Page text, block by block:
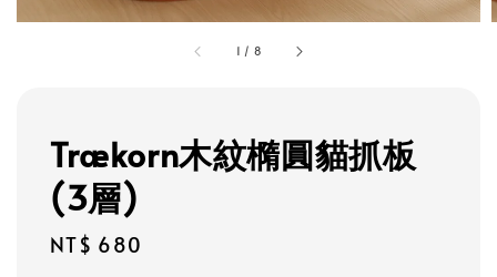
1 / 8
Trækorn木紋橢圓貓抓板
(3層)
Regular
NT$ 680